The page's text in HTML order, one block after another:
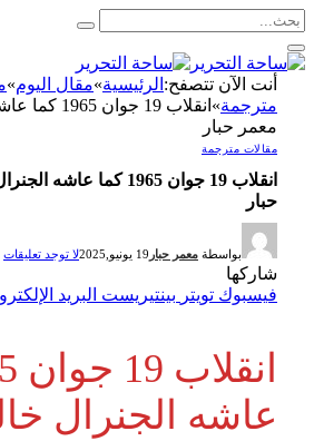
أنت الآن تتصفح:الرئيسية»مقال اليوم»
مترجمة»
انقلاب 19 جوان
معمر حبار
مقالات مترجمة
انقلاب 19 جوان 1965 كما
حبار
بواسطة معمر حبار19 يونيو,2025 لا توجد تعليقات
شاركها
فيسبوك تويتر بينتيريست البريد
عاشه الجنرال